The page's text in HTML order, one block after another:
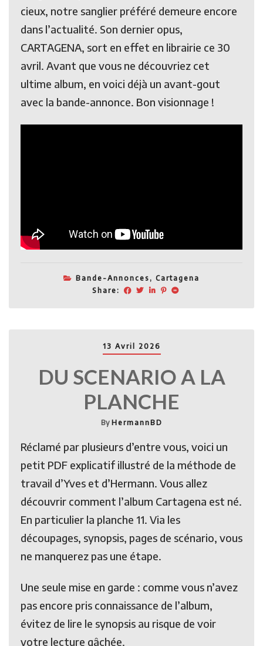
cieux, notre sanglier préféré demeure encore
dans l’actualité. Son dernier opus,
CARTAGENA, sort en effet en librairie ce 30
avril. Avant que vous ne découvriez cet
ultime album, en voici déjà un avant-gout
avec la bande-annonce. Bon visionnage !
Bande-Annonces, Cartagena
Share:
13 Avril 2026
DU SCENARIO A LA
PLANCHE
By HermannBD
Réclamé par plusieurs d’entre vous, voici un
petit PDF explicatif illustré de la méthode de
travail d’Yves et d’Hermann. Vous allez
découvrir comment l’album Cartagena est né.
En particulier la planche 11. Via les
découpages, synopsis, pages de scénario, vous
ne manquerez pas une étape.
Une seule mise en garde : comme vous n’avez
pas encore pris connaissance de l’album,
évitez de lire le synopsis au risque de voir
votre lecture gâchée.